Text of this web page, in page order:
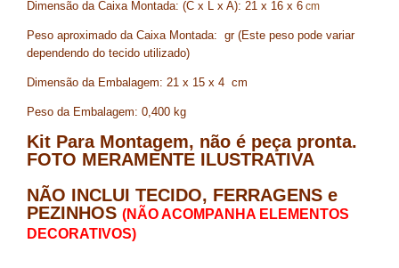
Dimensão da Caixa Montada: (C x L x A): 21 x 16 x 6 cm
Peso aproximado da Caixa Montada: gr (Este peso pode variar
dependendo do tecido utilizado)
Dimensão da Embalagem: 21 x 15 x 4 cm
Peso da Embalagem: 0,400 kg
Kit Para Montagem, não é peça pronta.
FOTO MERAMENTE ILUSTRATIVA
NÃO INCLUI TECIDO, FERRAGENS e
PEZINHOS (NÃO ACOMPANHA ELEMENTOS
DECORATIVOS)